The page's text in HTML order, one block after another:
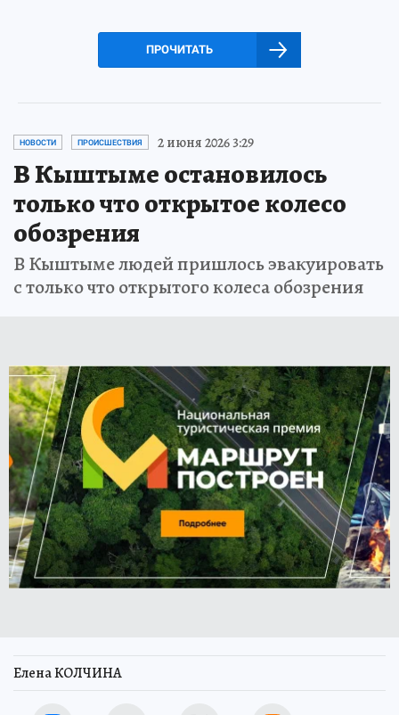
ПРОЧИТАТЬ
НОВОСТИ ПРОИСШЕСТВИЯ 2 июня 2026 3:29
В Кыштыме остановилось
только что открытое колесо
обозрения
В Кыштыме людей пришлось эвакуировать
с только что открытого колеса обозрения
Елена КОЛЧИНА